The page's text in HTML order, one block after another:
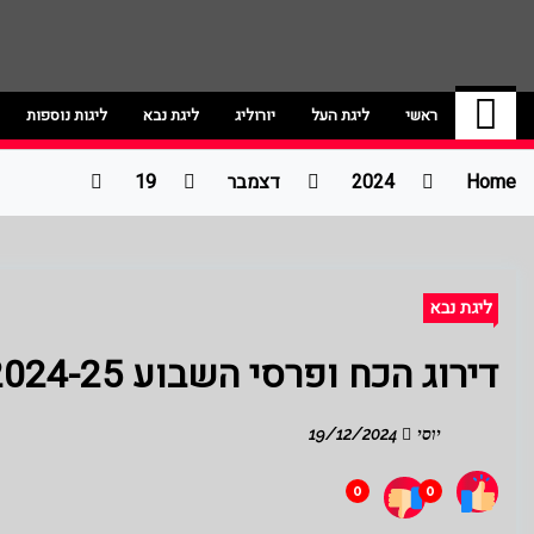
ג'אמפ בול | חדשות
אתר גאמפ בול ישראל אתר חדשות ספורט
ראשי ליגת העל יורוליג ליגת נבא ליגות נוספות
Home
2024 דצמבר 19
ליגת נבא
דירוג הכח ופרסי השבוע 2024-25 -שבוע 6- ינון בר שירה
יוסי
0
0